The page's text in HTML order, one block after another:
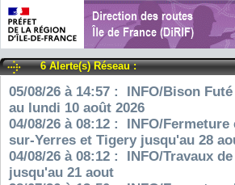
6 Alerte(s) Réseau :
05/08/26 à 14:57 : INFO/Bison
au lundi 10 août 2026
04/08/26 à 08:12 : INFO/
sur-Yerres et Tigery jusqu'au 28
04/08/26 à 08:12 : INFO/Travaux
jusqu'au 21 aout